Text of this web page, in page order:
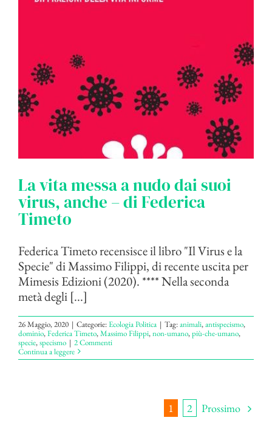
La vita messa a nudo dai suoi
virus, anche – di Federica
Timeto
Federica Timeto recensisce il libro "Il Virus e la
Specie" di Massimo Filippi, di recente uscita per
Mimesis Edizioni (2020). **** Nella seconda
metà degli [...]
26 Maggio, 2020 | Categorie:Ecologia Politica | Tag:animali,antispecismo,
dominio,Federica Timeto,Massimo Filippi,non-umano,più-che-umano,
specie,specismo | 2 Commenti
Continua a leggere
1 2 Prossimo